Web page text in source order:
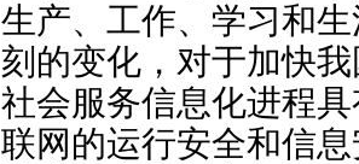
生产、工作、学习和
刻的变化，对于加快
社会服务信息化进程
联网的运行安全和信